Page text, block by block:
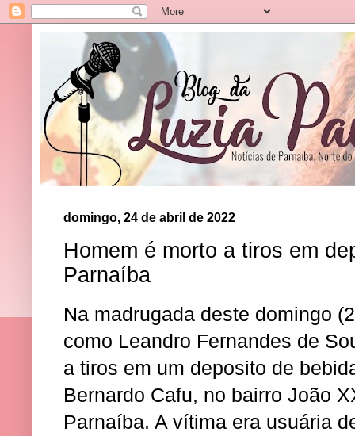
domingo, 24 de abril de 2022
Homem é morto a tiros em
Parnaíba
Na madrugada deste domingo
como Leandro Fernandes de
a tiros em um deposito de
Bernardo Cafu, no bairro João
Parnaíba. A vítima era usuária